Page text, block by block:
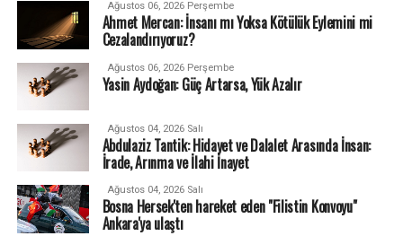
Ağustos 06, 2026 Perşembe
Ahmet Mercan: İnsanı mı Yoksa Kötülük Eylemini mi
Cezalandırıyoruz?
Ağustos 06, 2026 Perşembe
Yasin Aydoğan: Güç Artarsa, Yük Azalır
Ağustos 04, 2026 Salı
Abdulaziz Tantik: Hidayet ve Dalalet Arasında İnsan:
İrade, Arınma ve İlahi İnayet
Ağustos 04, 2026 Salı
Bosna Hersek'ten hareket eden "Filistin Konvoyu"
Ankara'ya ulaştı